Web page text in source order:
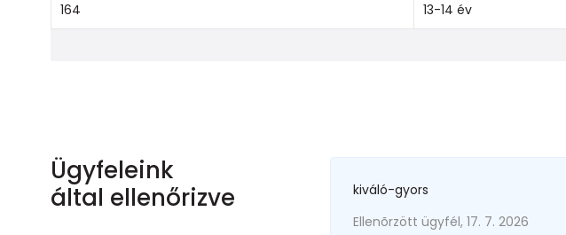
164 13-14 év
Ügyfeleink
által ellenőrizve
kiváló-gyors
Ellenõrzött ügyfél, 17. 7. 2026